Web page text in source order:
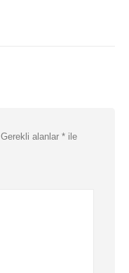
Gerekli alanlar * ile